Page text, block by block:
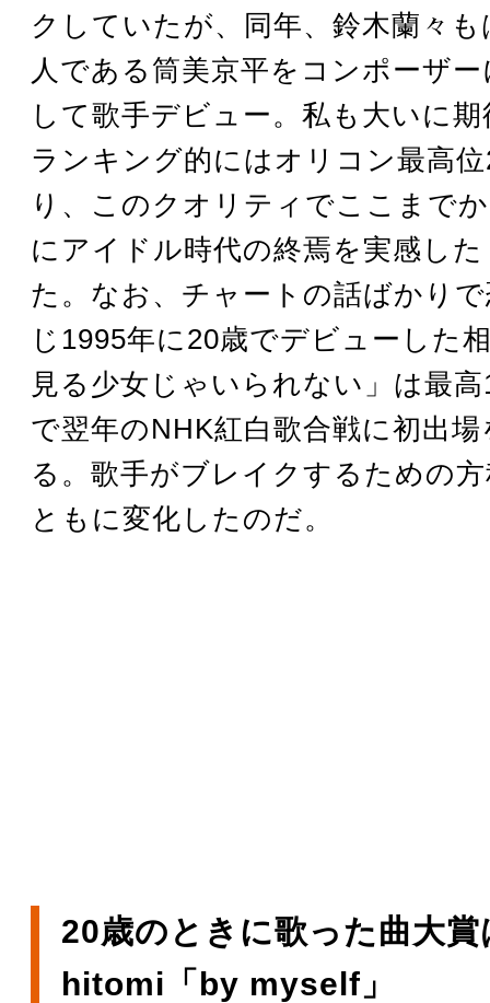
クしていたが、同年、鈴木蘭々
人である筒美京平をコンポーザ
して歌手デビュー。私も大いに
ランキング的にはオリコン最高
り、このクオリティでここまで
にアイドル時代の終焉を実感し
た。なお、チャートの話ばかり
じ1995年に20歳でデビューした
見る少女じゃいられない」は最
で翌年のNHK紅白歌合戦に初出
る。歌手がブレイクするための
ともに変化したのだ。
20歳のときに歌った曲大賞
hitomi「by myself」